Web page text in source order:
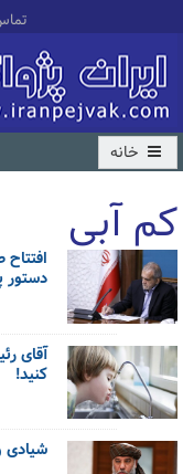
خانه
کم آبی
کل اخبار:43 دستور
کنید!
شیادی